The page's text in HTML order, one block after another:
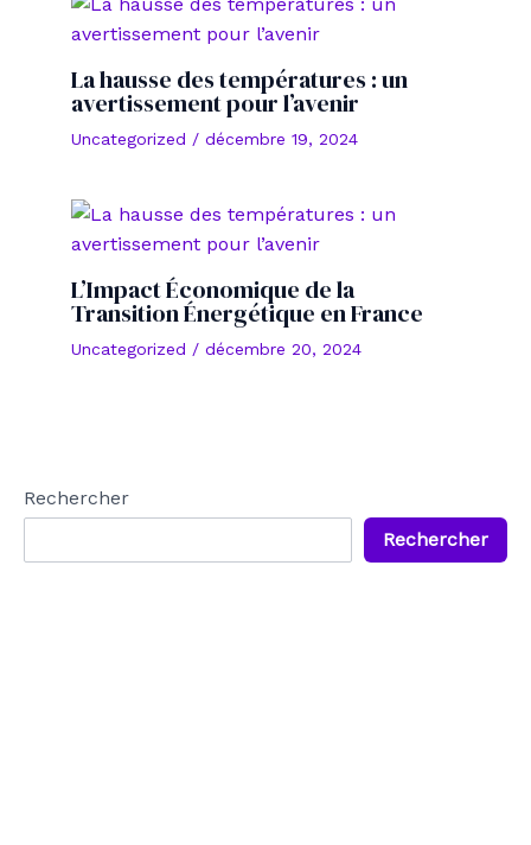
La hausse des températures : un
avertissement pour l’avenir
Uncategorized / décembre 19, 2024
L’Impact Économique de la
Transition Énergétique en France
Uncategorized / décembre 20, 2024
Rechercher
Rechercher